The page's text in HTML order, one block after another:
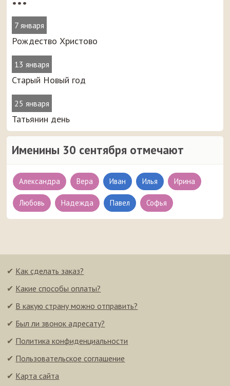
7 января
Рождество Христово
13 января
Старый Новый год
25 января
Татьянин день
Именины 30 сентября отмечают
Александра Вера Иван Илья Ирина
Любовь Надежда Павел Софья
✔ Как сделать заказ?
✔ Какие способы оплаты?
✔ В какую страну можно отправить?
✔ Был ли звонок адресату?
✔ Политика конфиденциальности
✔ Пользовательское соглашение
✔ Карта сайта